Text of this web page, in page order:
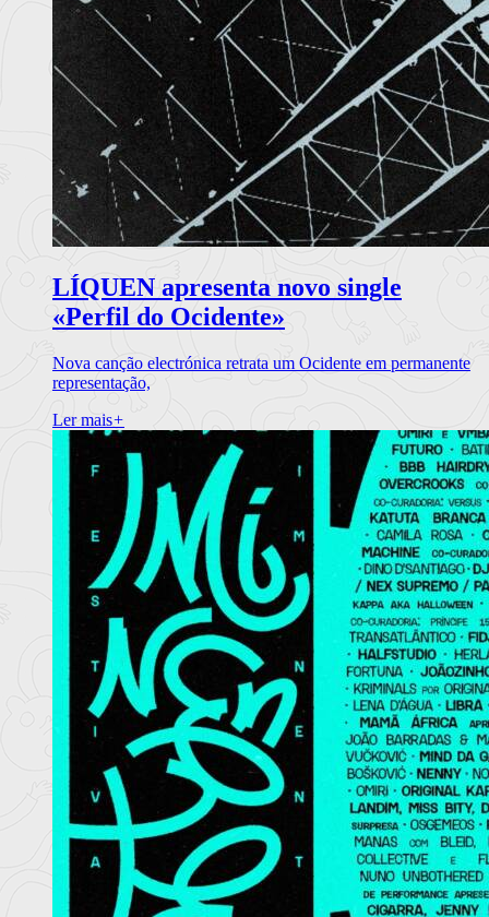
LÍQUEN apresenta novo single
«Perfil do Ocidente»
Nova canção electrónica retrata um Ocidente em permanente
representação,
Ler mais+